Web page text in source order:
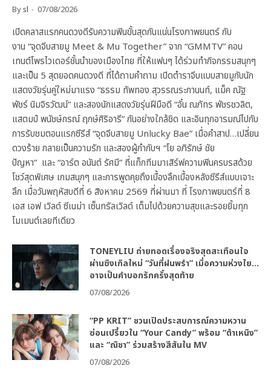
Bysl 07/08/2026
เปิดคลาสแรกคนดวงดีรับความฟินขั้นสุดกันแน่นโรงภาพยนตร์ กับ
งาน “จุดจีบสายมู Meet & Mu Together” จาก “GMMTV” คอน
เทนต์โพรไวเดอร์ชั้นนำของเมืองไทย ที่ให้แฟนๆ ได้ร่วมทำกิจกรรมสนุกๆ
และเป็น 5 สุดยอดคนดวงดี ที่ได้ถามคำถาม เปิดตำราจีบแบบสายมูกับนัก
แสดงวัยรุ่นคู่ใหม่มาแรง “ธรรม ทัพทอง สุวรรณระกานนท์, แม็ค ณัฐ
พัชร์ นิมจิรวัฒน์” และสองนักแสดงวัยรุ่นฝีมือดี “อั๋น ณภัทร พัชรชวลิต,
แสตมป์ พนัชษ์กรณ์ ฤกษ์ศิริอารี” กันอย่างใกล้ชิด และอินทุกอารมณ์ไปกับ
การรับชมตอนแรกซีรีส์ “จุดจีบสายมู Unlucky Bae” เมื่อคำสาป…เปลี่ยน
ดวงร้าย กลายเป็นความรัก และสองผู้กำกับฯ “โย อภิรักษ์ ชัย
ปัญหา” และ “อาร์ต อนันต์ รัศมี” ที่แท็กทีมมาเสิร์ฟความฟินครบรสด้วย
โชว์สุดพิเศษ เกมสนุกๆ และการพูดคุยถึงเบื้องลึกเบื้องหลังซีรีส์แบบเจาะ
ลึก เมื่อวันพฤหัสบดีที่ 6 สิงหาคม 2569 ที่ผ่านมา ที่ โรงภาพยนตร์ที่ 8
เอส เอฟ เวิลด์ ซีเนม่า เซ็นทรัลเวิลด์ เต็มไปด้วยความสุขและรอยยิ้มทุก
โมเมนต์เลยทีเดียว
TONEYLIU ถ่ายทอดเรื่องจริงสุดสะเทือนใจ
ผ่านซิงเกิลใหม่ “วันที่ฝนพรำ” เมื่อความห่วงใย…
อาจเป็นคำบอกรักครั้งสุดท้าย
07/08/2026
“PP KRIT” ชวนเปิดประสบการณ์ความหวาน
ซ่อนเปรี้ยวใน “Your Candy” พร้อม “ต้าเหนิง”
และ “ณิชา” ร่วมสร้างสีสันใน MV
07/08/2026